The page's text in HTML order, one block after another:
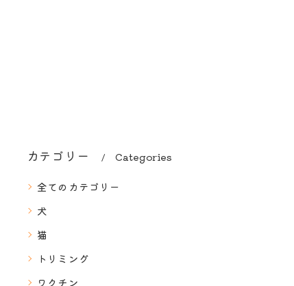
カテゴリー Categories
全てのカテゴリー
犬
猫
トリミング
ワクチン